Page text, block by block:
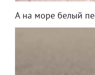
А на море белый